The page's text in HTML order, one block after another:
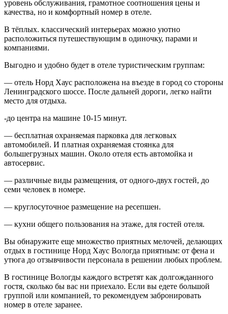
уровень обслуживания, грамотное соотношения цены и
качества, но и комфортный номер в отеле.
В тёплых. классический интерьерах можно уютно
расположиться путешествующим в одиночку, парами и
компаниями.
Выгодно и удобно будет в отеле туристическим группам:
— отель Норд Хаус расположена на въезде в город со стороны
Ленинградского шоссе. После дальней дороги, легко найти
место для отдыха.
-до центра на машине 10-15 минут.
— бесплатная охраняемая парковка для легковых
автомобилей. И платная охраняемая стоянка для
большегрузных машин. Около отеля есть автомойка и
автосервис.
— различные виды размещения, от одного-двух гостей, до
семи человек в номере.
— круглосуточное размещение на ресепшен.
— кухни общего пользования на этаже, для гостей отеля.
Вы обнаружите еще множество приятных мелочей, делающих
отдых в гостинице Норд Хаус Вологда приятным: от фена и
утюга до отзывчивости персонала в решении любых проблем.
В гостинице Вологды каждого встретят как долгожданного
гостя, сколько бы вас ни приехало. Если вы едете большой
группой или компанией, то рекомендуем забронировать
номер в отеле заранее.